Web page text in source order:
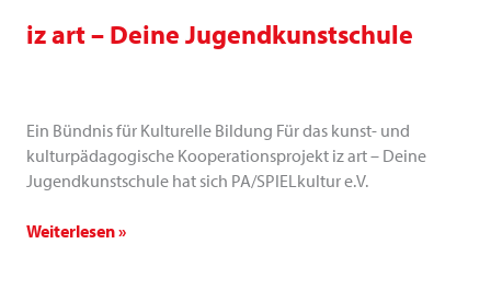
iz art – Deine Jugendkunstschule
Ein Bündnis für Kulturelle Bildung Für das kunst- und
kulturpädagogische Kooperationsprojekt iz art – Deine
Jugendkunstschule hat sich PA/SPIELkultur e.V.
iz
Jugendkunstschule
Weiterlesen »